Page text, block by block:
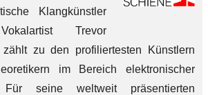
Klangkünstler
Trevor
zählt zu den profiliertesten Künstlern
im Bereich elektronischer
Für seine weltweit präsentierten